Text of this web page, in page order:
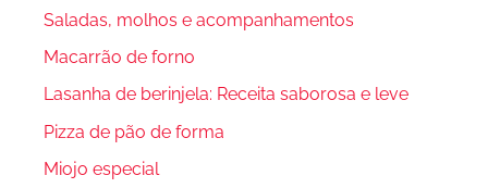
Saladas, molhos e acompanhamentos
Macarrão de forno
Lasanha de berinjela: Receita saborosa e leve
Pizza de pão de forma
Miojo especial